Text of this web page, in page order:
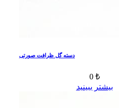
دسته گل ظرافت صورتی
0 ₺
بیشتر ببینید